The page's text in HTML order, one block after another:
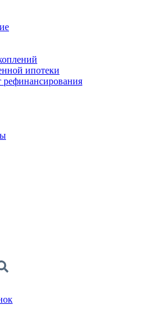
ипотеки
рефинансирования